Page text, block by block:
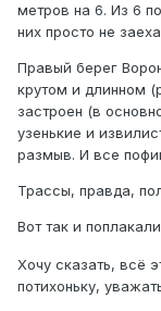
метров на 6. Из 6
них просто не
Правый берег
крутом и длинном
застроен (в
узенькие и
размыв. И все
Трассы, правда,
Вот так и
Хочу сказать, всё
потихоньку,